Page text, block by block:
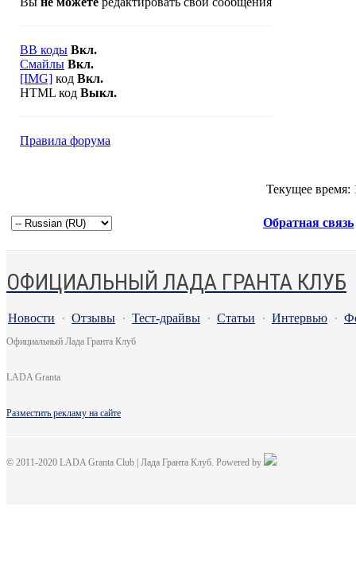
BB коды Вкл.
Смайлы Вкл.
[IMG] код Вкл.
HTML код Выкл.
Правила форума
Текущее время:
Обратная связь
ОФИЦИАЛЬНЫЙ ЛАДА ГРАНТА КЛУБ
Новости · Отзывы · Тест-драйвы · Статьи · Интервью ·
Официальный Лада Гранта Клуб
LADA Granta
Разместить рекламу на сайте
© 2011-2020 LADA Granta Club | Лада Гранта Клуб. Powered by